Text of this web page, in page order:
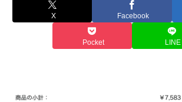
X Facebook
Pocket LINE